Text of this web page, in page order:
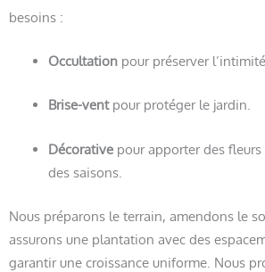
besoins :
Occultationpour préserver l’intimité.
Brise-ventpour protéger le jardin.
Décorativepour apporter des fleurs
des saisons.
Nous préparons le terrain, amendons le
assurons une plantation avec des
garantir une croissance uniforme. Nous